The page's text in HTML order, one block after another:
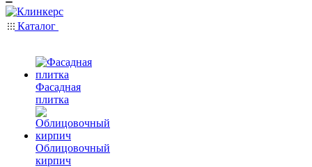
Каталог
Фасадная
плитка
Облицовочный
кирпич